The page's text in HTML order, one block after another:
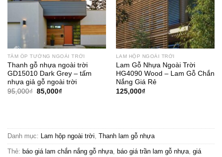
TẤM ỐP TƯỜNG NGOÀI TRỜI
Thanh gỗ nhựa ngoài trời
GD15010 Dark Grey – tấm
nhựa giả gỗ ngoài trời
95,000₫ Giá
gốc
85,000₫Giá
LAM HỘP NGOÀI TRỜI
Lam Gỗ Nhựa Ngoài Trời
HG4090 Wood – Lam Gỗ Chắn
Nắng Giá Rẻ
125,000₫
Danh mục: Lam hộp ngoài trời, Thanh lam gỗ nhựa
Thẻ: báo giá lam chắn nắng gỗ nhựa, báo giá trần lam gỗ nhựa, giá